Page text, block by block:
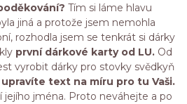
Tím si láme hlavu
jiná a protože jsem nemohla
rozhodla jsem se tenkrát si dárky
první dárkové karty od LU. Od
vyrobit dárky pro stovky svědkyň
upravíte text na míru pro tu Vaši.
jména. Proto neváhejte a po